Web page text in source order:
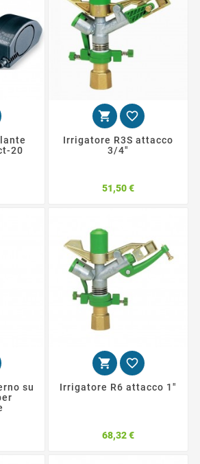
20
 
Irrigatore R3S attacco
3/4"
51,50 €Prezzo
su
 
Irrigatore R6 attacco 1"
68,32 €Prezzo